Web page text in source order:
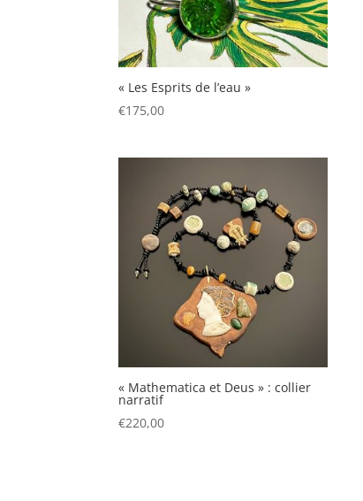
« Les Esprits de l’eau »
€175,00
« Mathematica et Deus » : collier
narratif
€220,00